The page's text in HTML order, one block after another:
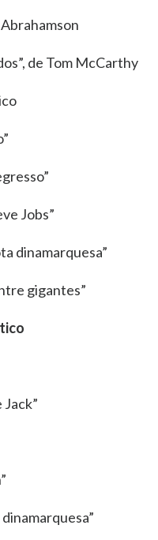
de Tom McCarthy
Jobs”
dinamarquesa”
gigantes”